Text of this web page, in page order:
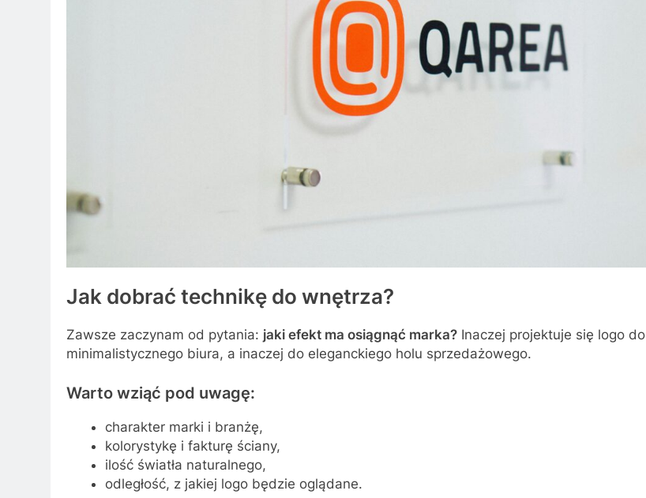
Jak dobrać technikę do wnętrza?
Zawsze zaczynam od pytania: jaki efekt ma osiągnąć marka? Inaczej projektuje się logo do
minimalistycznego biura, a inaczej do eleganckiego holu sprzedażowego.
Warto wziąć pod uwagę:
charakter marki i branżę,
kolorystykę i fakturę ściany,
ilość światła naturalnego,
odległość, z jakiej logo będzie oglądane.